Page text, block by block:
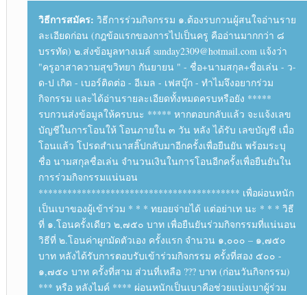
วิธีการสมัคร: วิธีการร่วมกิจกรรม ๑.ต้องรบกวนผู้สนใจอ่านราย
ละเอียดก่อน (กฎข้อแรกของการไปเป็นครู คืออ่านมากกว่า ๘
บรรทัด) ๒.ส่งข้อมูลทางเมล์ sunday2309@hotmail.com แจ้งว่า
"ครูอาสาความสุขวิทยา กันยายน " - ชื่อ+นามสกุล+ชื่อเล่น - ว-
ด-ป เกิด - เบอร์ติดต่อ - อีเมล - เฟสบุ๊ก - ทำไมจึงอยากร่วม
กิจกรรม และได้อ่านรายละเอียดทั้งหมดครบหรือยัง *****
รบกวนส่งข้อมูลให้ครบนะ ***** หากตอบกลับแล้ว จะแจ้งเลข
บัญชีในการโอนให้ โอนภายใน ๓ วัน หลัง ได้รับ เลขบัญชี เมื่อ
โอนแล้ว โปรดสำเนาสลิ๊ปกลับมาอีกครั้งเพื่อยืนยัน พร้อมระบุ
ชื่อ นามสกุลชื่อเล่น จำนวนเงินในการโอนอีกครั้งเพื่อยืนยันใน
การร่วมกิจกรรมแน่นอน
****************************************** เพื่อผ่อนหนัก
เป็นเบาของผู้เข้าร่วม * * * ทยอยจ่ายได้ แต่อย่าเท นะ * * * วิธี
ที่ ๑.โอนครั้งเดียว ๒,๗๕๐ บาท เพื่อยืนยันร่วมกิจกรรมที่แน่นอน
วิธีที่ ๒.โอนค่าผูกมัดตัวเอง ครั้งแรก จำนวน ๑,๐๐๐ – ๑,๗๕๐
บาท หลังได้รับการตอบรับเข้าร่วมกิจกรรม ครั้งที่สอง ๕๐๐ -
๑,๗๕๐ บาท ครั้งที่สาม ส่วนที่เหลือ ??? บาท (ก่อนวันกิจกรรม)
*** หรือ หลังไมค์ **** ผ่อนหนักเป็นเบาคือช่วยแบ่งเบาผู้ร่วม